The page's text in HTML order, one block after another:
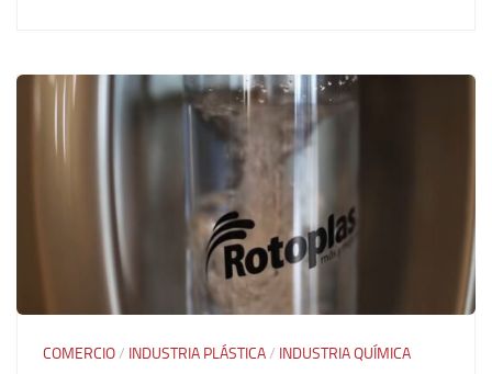
COMERCIO/ INDUSTRIA PLÁSTICA/ INDUSTRIA QUÍMICA